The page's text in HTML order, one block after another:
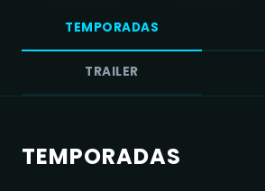
TEMPORADAS
TRAILER
TEMPORADAS